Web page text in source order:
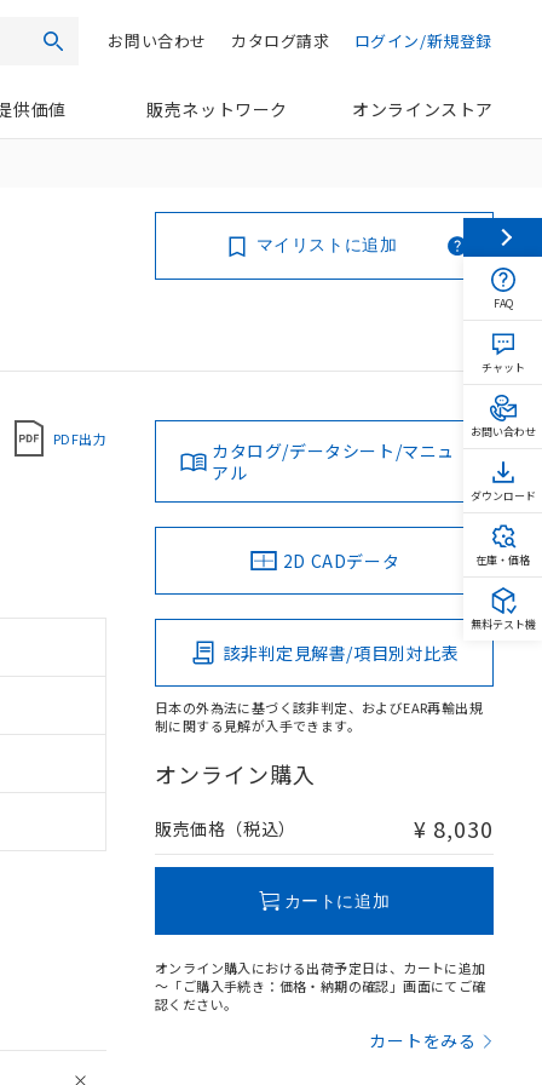
検索 ログイン/新規登録
カタログ請求
お問い合わせ
供価値 販売ネットワーク オンラインストア
マイリストに追加
PDF出力
カタログ/データシート/マニュ
アル
2D CADデータ
該非判定見解書/項目別対比表
日本の外為法に基づく該非判定、およびEAR再輸出規
制に関する見解が入手できます。
オンライン購入
販売価格（税込） ¥ 8,030
カートに追加
オンライン購入における出荷予定日は、カートに追加
～「ご購入手続き：価格・納期の確認」画面にてご確
認ください。
カートをみる
FAQ
チャット
お問い合わせ
ダウンロード
在庫・価格
無料テスト機